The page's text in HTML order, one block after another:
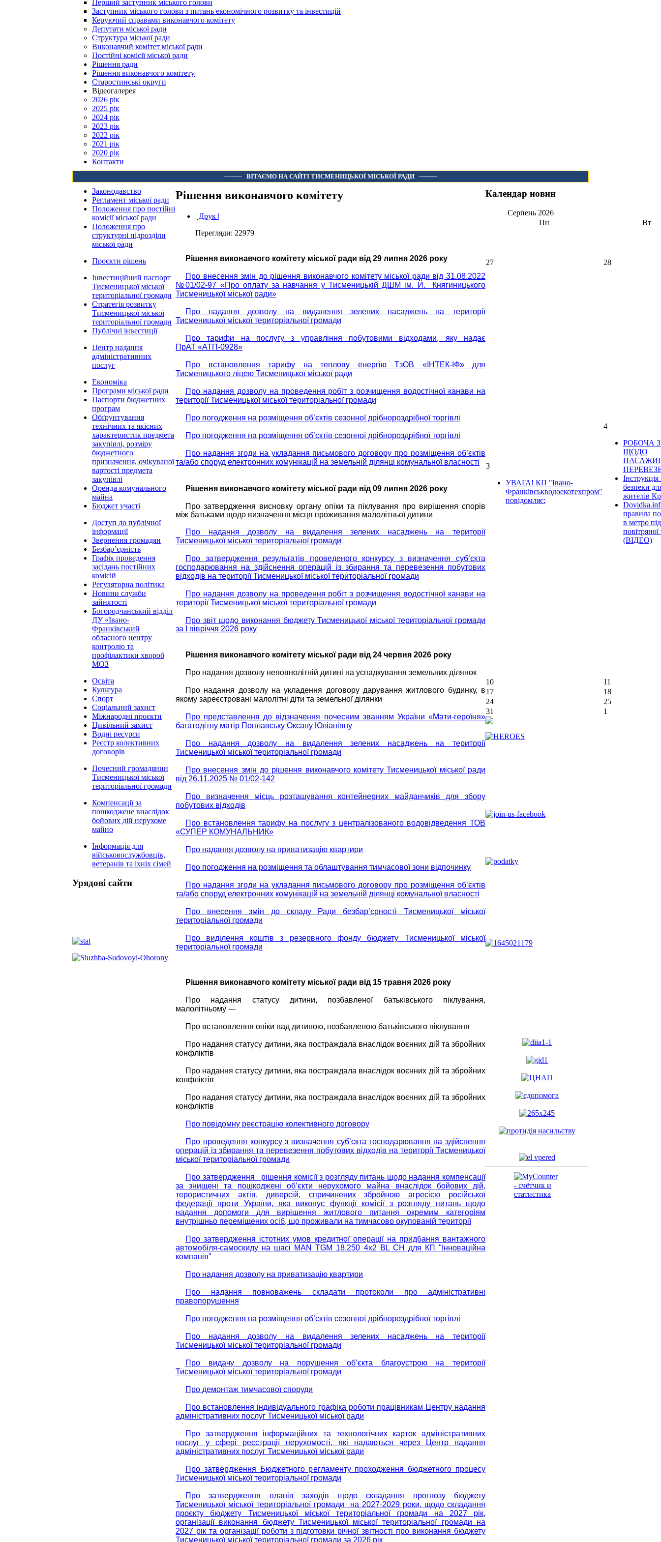
Перший заступник міського голови
Заступник міського голови з питань економічного розвитку та інвестицій
Керуючий справами виконавчого комітету
Депутати міської ради
Структура міської ради
Виконавчий комітет міської ради
Постійні комісії міської ради
Рішення ради
Рішення виконавчого комітету
Старостинські округи
Відеогалерея
2026 рік
2025 рік
2024 рік
2023 рік
2022 рік
2021 рік
2020 рік
Контакти
--------- ВІТАЄМО НА САЙТІ ТИСМЕНИЦЬКОЇ МІСЬКОЇ РАДИ ---------
Законодавство
Регламент міської ради
Положення про постійні
комісії міської ради
Положення про
структурні підрозділи
міської ради
Проєкти рішень
Інвестиційний паспорт
Тисменицької міської
територіальної громади
Стратегія розвитку
Тисменицької міської
територіальної громади
Публічні інвестиції
Центр надання
адміністративних
послуг
Економіка
Програми міської ради
Паспорти бюджетних
програм
Обґрунтування
технічних та якісних
характеристик предмета
закупівлі, розміру
бюджетного
призначення, очікуваної
вартості предмета
закупівлі
Оренда комунального
майна
Бюджет участі
Доступ до публічної
інформації
Звернення громадян
Безбар’єрність
Графік проведення
засідань постійних
комісій
Регуляторна політика
Новини служби
зайнятості
Богородчанський відділ
ДУ «Івано-
Франківський
обласного центру
контролю та
профілактики хвороб
МОЗ
Освіта
Культура
Спорт
Соціальний захист
Міжнародні проєкти
Цивільний захист
Водні ресурси
Реєстр колективних
договорів
Почесний громадянин
Тисменицької міської
територіальної громади
Компенсації за
пошкоджене внаслідок
бойових дій нерухоме
майно
Інформація для
військовослужбовців,
ветеранів та іхніх сімей
Урядові сайти
Рішення виконавчого комітету
| Друк |
Перегляди: 22979
Рішення виконавчого комітету міської ради від 29 липня 2026 року
Про внесення змін до рішення виконавчого комітету міської ради від 31.08.2022
№01/02-97 «Про оплату за навчання у Тисменицькій ДШМ ім. Й. Княгиницького
Тисменицької міської ради»
Про надання дозволу на видалення зелених насаджень на території
Тисменицької міської територіальної громади
Про тарифи на послугу з управління побутовими відходами, яку надає
ПрАТ «АТП-0928»
Про встановлення тарифу на теплову енергію ТзОВ «ІНТЕК-ІФ» для
Тисменицького ліцею Тисменицької міської ради
Про надання дозволу на проведення робіт з розчищення водостічної канави на
території Тисменицької міської територіальної громади
Про погодження на розміщення об’єктів сезонної дрібнороздрібної торгівлі
Про погодження на розміщення об’єктів сезонної дрібнороздрібної торгівлі
Про надання згоди на укладання письмового договору про розміщення об’єктів
та/або споруд електронних комунікацій на земельній ділянці комунальної власності
Рішення виконавчого комітету міської ради від 09 липня 2026 року
Про затвердження висновку органу опіки та піклування про вирішення спорів
між батьками щодо визначення місця проживання малолітньої дитини
Про надання дозволу на видалення зелених насаджень на території
Тисменицької міської територіальної громади
Про затвердження результатів проведеного конкурсу з визначення суб’єкта
господарювання на здійснення операцій із збирання та перевезення побутових
відходів на території Тисменицької міської територіальної громади
Про надання дозволу на проведення робіт з розчищення водостічної канави на
території Тисменицької міської територіальної громади
Про звіт щодо виконання бюджету Тисменицької міської територіальної громади
за I півріччя 2026 року
Рішення виконавчого комітету міської ради від 24 червня 2026 року
Про надання дозволу неповнолітній дитині на успадкування земельних ділянок
Про надання дозволу на укладення договору дарування житлового будинку, в
якому зареєстровані малолітні діти та земельної ділянки
Про представлення до відзначення почесним званням України «Мати-героїня»
багатодітну матір Поплавську Оксану Юліанівну
Про надання дозволу на видалення зелених насаджень на території
Тисменицької міської територіальної громади
Про внесення змін до рішення виконавчого комітету Тисменицької міської ради
від 26.11.2025 № 01/02-142
Про визначення місць розташування контейнерних майданчиків для збору
побутових відходів
Про встановлення тарифу на послугу з централізованого водовідведення ТОВ
«СУПЕР КОМУНАЛЬНИК»
Про надання дозволу на приватизацію квартири
Про погодження на розміщення та облаштування тимчасової зони відпочинку
Про надання згоди на укладання письмового договору про розміщення об’єктів
та/або споруд електронних комунікацій на земельній ділянці комунальної власності
Про внесення змін до складу Ради безбар’єрності Тисменицької міської
територіальної громади
Про виділення коштів з резервного фонду бюджету Тисменицької міської
територіальної громади
Рішення виконавчого комітету міської ради від 15 травня 2026 року
Про надання статусу дитини, позбавленої батьківського піклування,
малолітньому ---
Про встановлення опіки над дитиною, позбавленою батьківського піклування
Про надання статусу дитини, яка постраждала внаслідок воєнних дій та збройних
конфліктів
Про надання статусу дитини, яка постраждала внаслідок воєнних дій та збройних
конфліктів
Про надання статусу дитини, яка постраждала внаслідок воєнних дій та збройних
конфліктів
Про повідомну реєстрацію колективного договору
Про проведення конкурсу з визначення суб’єкта господарювання на здійснення
операцій із збирання та перевезення побутових відходів на території Тисменицької
міської територіальної громади
Про затвердження рішення комісії з розгляду питань щодо надання компенсації
за знищені та пошкоджені об’єкти нерухомого майна внаслідок бойових дій,
терористичних актів, диверсій, спричинених збройною агресією російської
федерації проти України, яка виконує функції комісії з розгляду питань щодо
надання допомоги для вирішення житлового питання окремим категоріям
внутрішньо переміщених осіб, що проживали на тимчасово окупованій території
Про затвердження істотних умов кредитної операції на придбання вантажного
автомобіля-самоскиду на шасі MAN TGM 18.250 4х2 BL CH для КП "Інноваційна
компанія"
Про надання дозволу на приватизацію квартири
Про надання повноважень складати протоколи про адміністративні
правопорушення
Про погодження на розміщення об’єктів сезонної дрібнороздрібної торгівлі
Про надання дозволу на видалення зелених насаджень на території
Тисменицької міської територіальної громади
Про видачу дозволу на порушення об’єкта благоустрою на території
Тисменицької міської територіальної громади
Про демонтаж тимчасової споруди
Про встановлення індивідуального графіка роботи працівникам Центру надання
адміністративних послуг Тисменицької міської ради
Про затвердження інформаційних та технологічних карток адміністративних
послуг у сфері реєстрації нерухомості, які надаються через Центр надання
адміністративних послуг Тисменицької міської ради
Про затвердження Бюджетного регламенту проходження бюджетного процесу
Тисменицької міської територіальної громади
Про затвердження планів заходів щодо складання прогнозу бюджету
Тисменицької міської територіальної громади на 2027-2029 роки, щодо складання
проєкту бюджету Тисменицької міської територіальної громади на 2027 рік,
організації виконання бюджету Тисменицької міської територіальної громади на
2027 рік та організації роботи з підготовки річної звітності про виконання бюджету
Тисменицької міської територіальної громади за 2026 рік
Календар новин
Серпень 2026
Пн
Вт
27 28
3
УВАГА! КП "Івано-
Франківськводоекотехпром"
повідомляє:
4
РОБОЧА
ЩОДО
Інструкція
безпеки
жителів
правила
в метро
(ВІДЕО)
10
11
17
18
24
25
31
1